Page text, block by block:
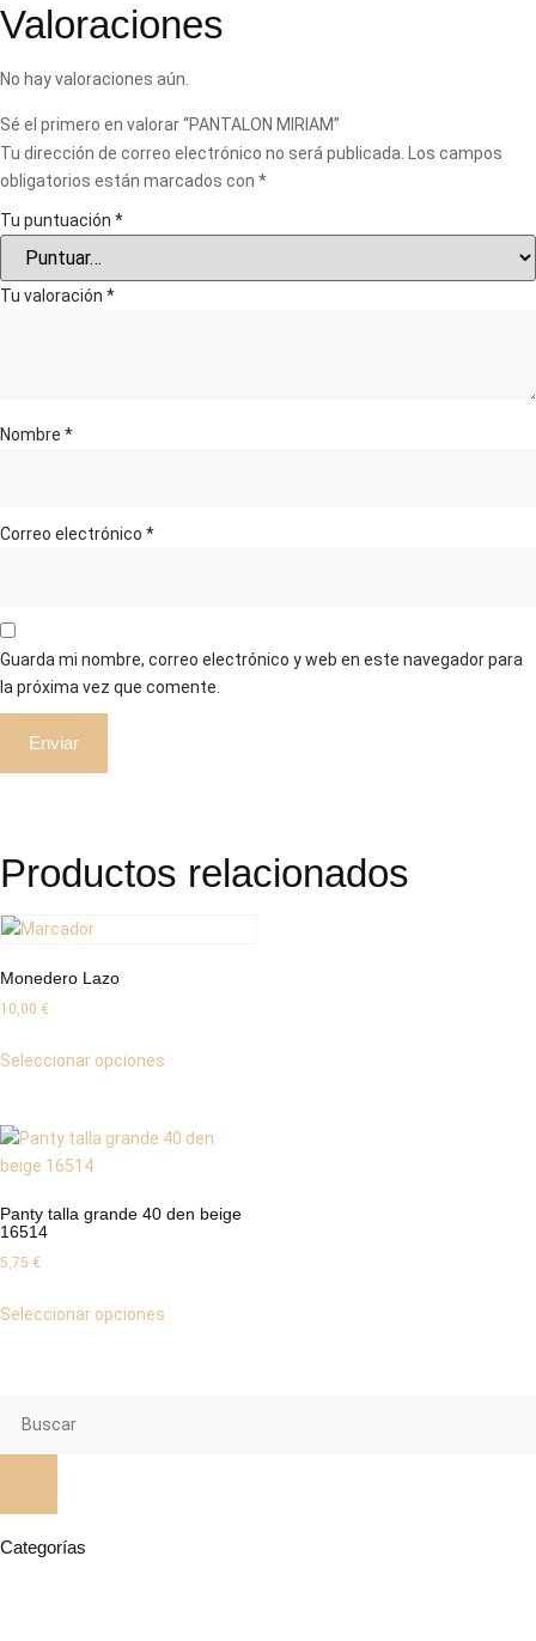
Valoraciones
No hay valoraciones aún.
Sé el primero en valorar “PANTALON MIRIAM”
Tu dirección de correo electrónico no será publicada.
Los campos
obligatorios están marcados con *
Tu puntuación *
Tu valoración *
Nombre *
Correo electrónico *
Guarda mi nombre, correo electrónico y web en este navegador para
la próxima vez que comente.
Productos relacionados
Monedero Lazo
10,00 €
Seleccionar opciones
Panty talla grande 40 den beige
16514
5,75 €
Seleccionar opciones
Categorías